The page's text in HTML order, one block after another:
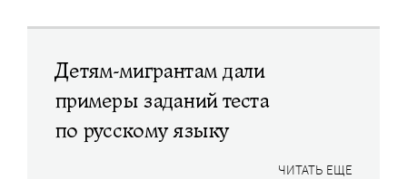
Детям-мигрантам дали
примеры заданий теста
по русскому языку
ЧИТАТЬ ЕЩЕ